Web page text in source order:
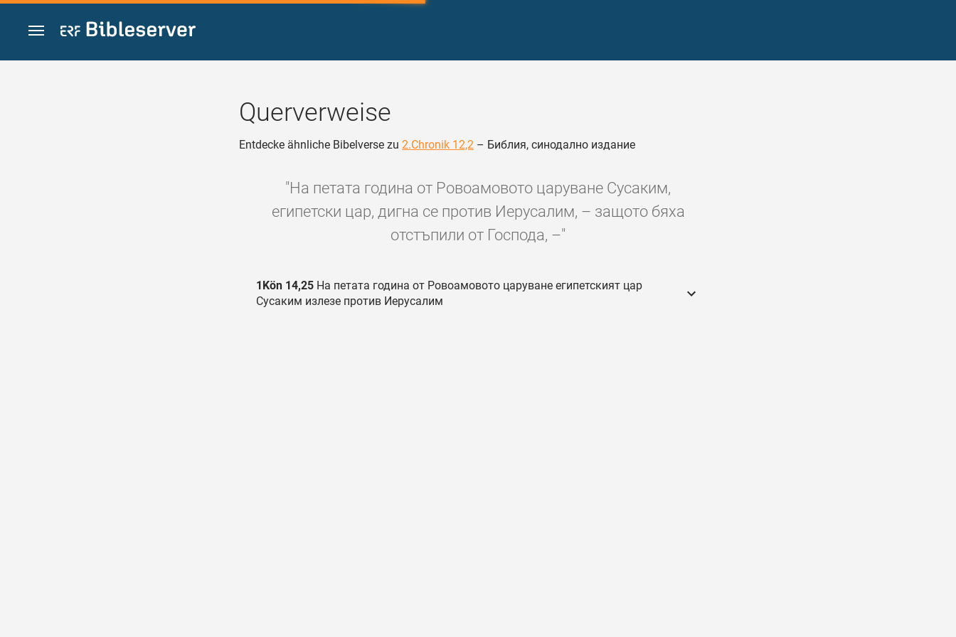
Zum Inhalt springen
Querverweise
Entdecke ähnliche Bibelverse zu 2.Chronik 12,2 – Библия, синодално издание
"На петата година от Ровоамовото царуване Сусаким,
египетски цар, дигна се против Иерусалим, – защото бяха
отстъпили от Господа, –"
1Kön 14,25 На петата година от Ровоамовото царуване египетският цар
Сусаким излезе против Иерусалим